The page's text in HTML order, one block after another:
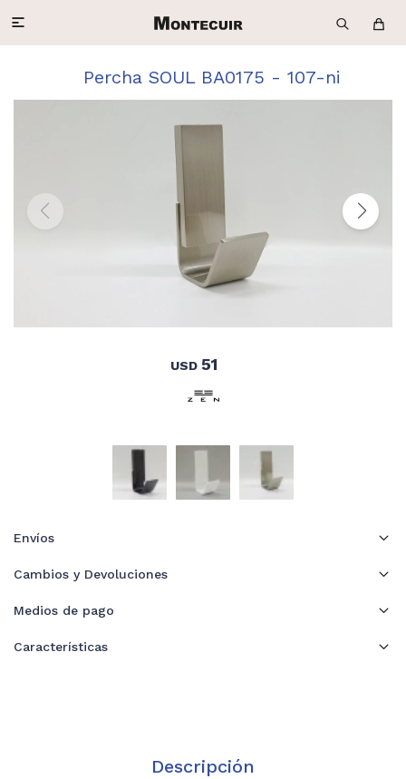

Percha SOUL BA0175 - 107-ni
USD 51
Envíos
Cambios y Devoluciones
Medios de pago
Características
Descripción